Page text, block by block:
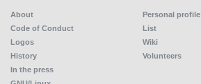
About
Code of Conduct
Logos
History
In the press
Personal profile
List
Wiki
Volunteers